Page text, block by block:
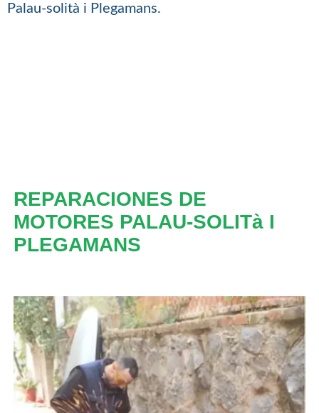
Palau-solità i Plegamans.
REPARACIONES DE
MOTORES PALAU-SOLITà I
PLEGAMANS